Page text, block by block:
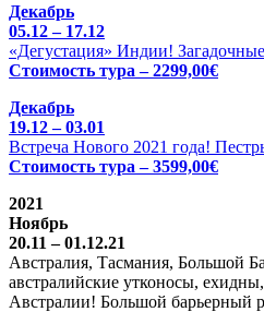
Декабрь
05.12 – 17.12
«Дегустация» Индии!
Стоимость тура – 2299,00€
Декабрь
19.12 – 03.01
Встреча Нового 2021 года!
Стоимость тура – 3599,00€
2021
Ноябрь
20.11 – 01.12.21
Австралия, Тасмания, Большой
австралийские утконосы,
Австралии! Большой барьерный